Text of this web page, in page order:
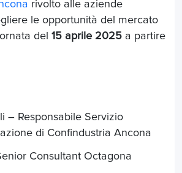
rivolto alle aziende
le opportunità del mercato
del 15 aprile 2025 a partire
– Responsabile Servizio
di Confindustria Ancona
Consultant Octagona